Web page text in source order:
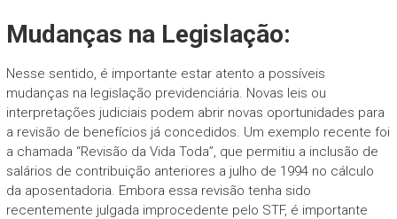
Mudanças na Legislação:
Nesse sentido, é importante estar atento a possíveis
mudanças na legislação previdenciária. Novas leis ou
interpretações judiciais podem abrir novas oportunidades para
a revisão de benefícios já concedidos. Um exemplo recente foi
a chamada “Revisão da Vida Toda”, que permitiu a inclusão de
salários de contribuição anteriores a julho de 1994 no cálculo
da aposentadoria. Embora essa revisão tenha sido
recentemente julgada improcedente pelo STF, é importante